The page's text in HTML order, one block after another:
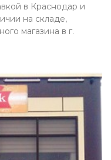
в Краснодар и
на складе,
магазина в г.